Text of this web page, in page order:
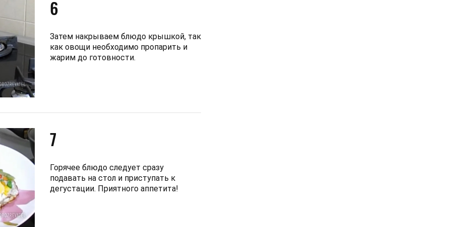
6
Затем накрываем блюдо крышкой, так
как овощи необходимо пропарить и
жарим до готовности.
7
Горячее блюдо следует сразу
подавать на стол и приступать к
дегустации. Приятного аппетита!